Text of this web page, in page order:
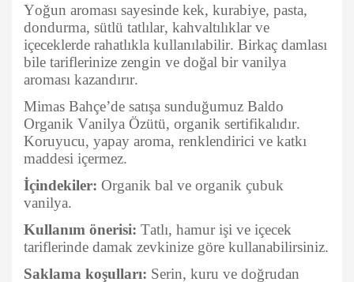
Yoğun aroması sayesinde kek, kurabiye, pasta,
dondurma, sütlü tatlılar, kahvaltılıklar ve
içeceklerde rahatlıkla kullanılabilir. Birkaç damlası
bile tariflerinize zengin ve doğal bir vanilya
aroması kazandırır.
Mimas Bahçe’de satışa sunduğumuz Baldo
Organik Vanilya Özütü, organik sertifikalıdır.
Koruyucu, yapay aroma, renklendirici ve katkı
maddesi içermez.
İçindekiler: Organik bal ve organik çubuk
vanilya.
Kullanım önerisi: Tatlı, hamur işi ve içecek
tariflerinde damak zevkinize göre kullanabilirsiniz.
Saklama koşulları: Serin, kuru ve doğrudan